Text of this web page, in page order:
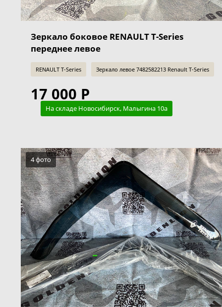
Зеркало боковое RENAULT T-Series
переднее левое
RENAULT T-Series Зеркало левое 7482582213 Renault T-Series
17 000 Р
На складе Новосибирск, Малыгина 10а
4 фото